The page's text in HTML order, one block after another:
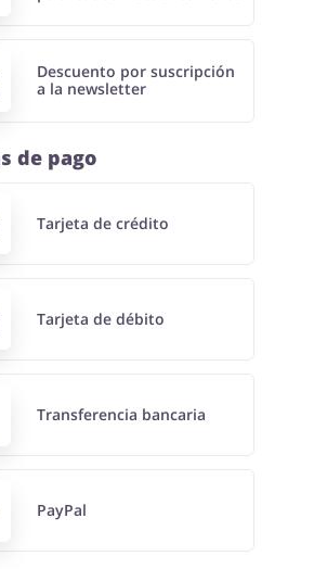
Descuento por suscripción
a la newsletter
de pago
Tarjeta de crédito
Tarjeta de débito
Transferencia bancaria
PayPal